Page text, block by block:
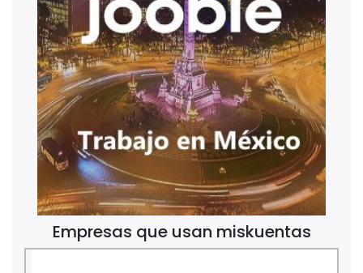
Empresas que usan miskuentas